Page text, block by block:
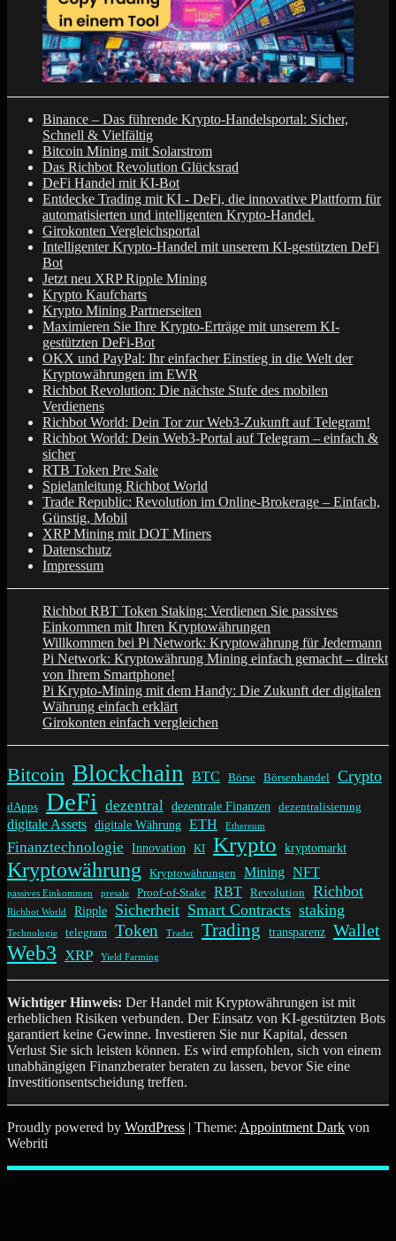
Binance – Das führende Krypto-Handelsportal: Sicher,
Schnell & Vielfältig
Bitcoin Mining mit Solarstrom
Das Richbot Revolution Glücksrad
DeFi Handel mit KI-Bot
Entdecke Trading mit KI - DeFi, die innovative Plattform für
automatisierten und intelligenten Krypto-Handel.
Girokonten Vergleichsportal
Intelligenter Krypto-Handel mit unserem KI-gestützten DeFi
Bot
Jetzt neu XRP Ripple Mining
Krypto Kaufcharts
Krypto Mining Partnerseiten
Maximieren Sie Ihre Krypto-Erträge mit unserem KI-
gestützten DeFi-Bot
OKX und PayPal: Ihr einfacher Einstieg in die Welt der
Kryptowährungen im EWR
Richbot Revolution: Die nächste Stufe des mobilen
Verdienens
Richbot World: Dein Tor zur Web3-Zukunft auf Telegram!
Richbot World: Dein Web3-Portal auf Telegram – einfach &
sicher
RTB Token Pre Sale
Spielanleitung Richbot World
Trade Republic: Revolution im Online-Brokerage – Einfach,
Günstig, Mobil
XRP Mining mit DOT Miners
Datenschutz
Impressum
Richbot RBT Token Staking: Verdienen Sie passives
Einkommen mit Ihren Kryptowährungen
Willkommen bei Pi Network: Kryptowährung für Jedermann
Pi Network: Kryptowährung Mining einfach gemacht – direkt
von Ihrem Smartphone!
Pi Krypto-Mining mit dem Handy: Die Zukunft der digitalen
Währung einfach erklärt
Girokonten einfach vergleichen
Bitcoin Blockchain BTC Börse Börsenhandel Crypto
dApps DeFi dezentral dezentrale Finanzen dezentralisierung
digitale Assets digitale Währung ETH Ethereum
Finanztechnologie Innovation KI Krypto kryptomarkt
Kryptowährung Kryptowährungen Mining NFT
passives Einkommen presale Proof-of-Stake RBT Revolution Richbot
Richbot World Ripple Sicherheit Smart Contracts staking
Technologie telegram Token Trader Trading transparenz Wallet
Web3 XRP Yield Farming
Wichtiger Hinweis: Der Handel mit Kryptowährungen ist mit
erheblichen Risiken verbunden. Der Einsatz von KI-gestützten Bots
garantiert keine Gewinne. Investieren Sie nur Kapital, dessen
Verlust Sie sich leisten können. Es wird empfohlen, sich von einem
unabhängigen Finanzberater beraten zu lassen, bevor Sie eine
Investitionsentscheidung treffen.
Proudly powered by WordPress | Theme: Appointment Dark von
Webriti